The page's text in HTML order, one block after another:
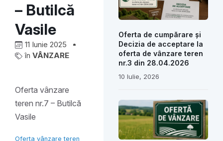
– Butilcă
Vasile
11 Iunie 2025
în VÂNZARE
Oferta vânzare
teren nr.7 – Butilcă
Vasile
Oferta vânzare teren
Oferta de cumpărare și
Decizia de acceptare la
oferta de vânzare teren
nr.3 din 28.04.2026
10 Iulie, 2026